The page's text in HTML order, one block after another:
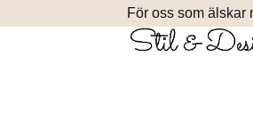
För oss som älskar